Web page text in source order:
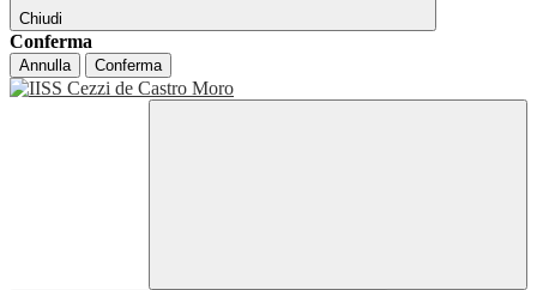
Chiudi
Conferma
Annulla Conferma